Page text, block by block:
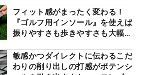
フィット感がまったく変わる！
『ゴルフ用インソール』を使えば
振りやすさも歩きやすさも大幅に
敏感かつダイレクトに伝わるこだ
わりの削り出しの打感がポテンシ